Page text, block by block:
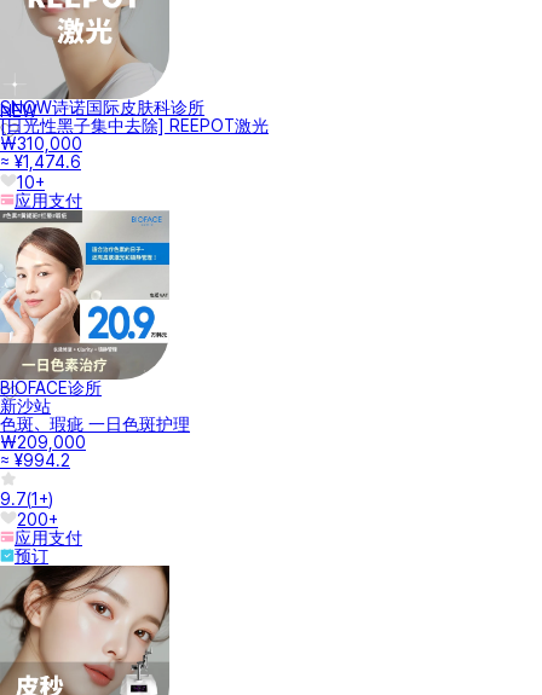
NEW
SNOW诗诺国际皮肤科诊所
[日光性黑子集中去除] REEPOT激光
₩310,000
≈ ¥1,474.6
10+
应用支付
BIOFACE诊所
新沙站
色斑、瑕疵 一日色斑护理
₩209,000
≈ ¥994.2
9.7(1+)
200+
应用支付
预订